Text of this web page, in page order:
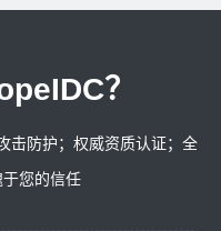
？
击防护；权威资质认证；全
您的信任